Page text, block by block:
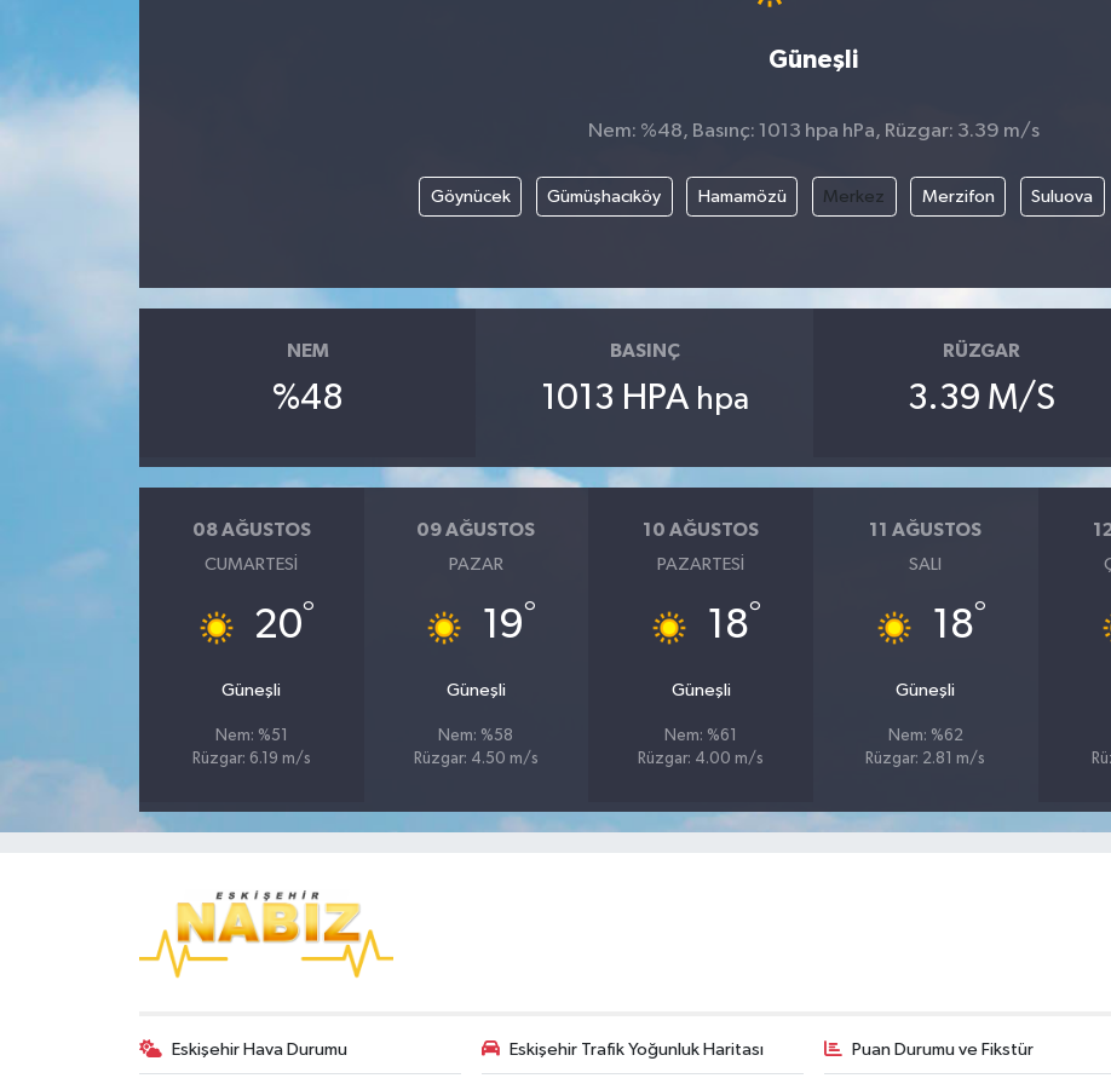
Güneşli
Nem: %48, Basınç: 1013 hpa hPa, Rüzgar: 3.39 m/s
Göynücek Gümüşhacıköy Hamamözü Merkez Merzifon Suluova
NEM
%48
BASINÇ
1013 HPA hpa
RÜZGAR
3.39 M/S
08 AĞUSTOS
CUMARTESI
20°
Güneşli
Nem: %51
Rüzgar: 6.19 m/s
09 AĞUSTOS
PAZAR
19°
Güneşli
Nem: %58
Rüzgar: 4.50 m/s
10 AĞUSTOS
PAZARTESI
18°
Güneşli
Nem: %61
Rüzgar: 4.00 m/s
11 AĞUSTOS
SALI
18°
Güneşli
Nem: %62
Rüzgar: 2.81 m/s
Eskişehir Hava Durumu Eskişehir Trafik Yoğunluk Haritası Puan Durumu ve Fikstür
Kültür Sanat